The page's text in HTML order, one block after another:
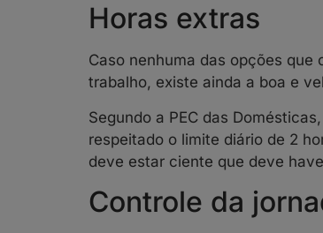
Horas extras
Caso nenhuma das opções
trabalho, existe ainda a boa e
Segundo a PEC das
respeitado o limite diário de 2
deve estar ciente que deve
Controle da